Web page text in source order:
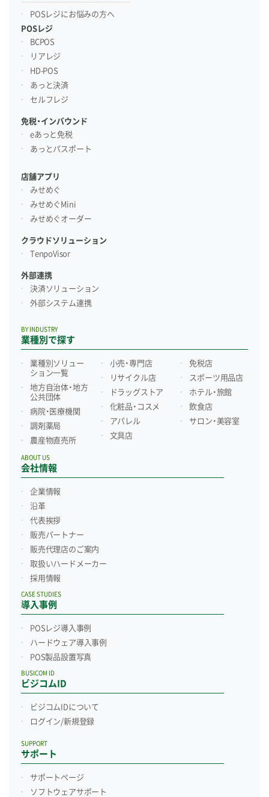
POSレジにお悩みの方へ
POSレジ
BCPOS
リアレジ
HD-POS
あっと決済
セルフレジ
免税・インバウンド
eあっと免税
あっとパスポート
店舗アプリ
みせめぐ
みせめぐMini
みせめぐオーダー
クラウドソリューション
TenpoVisor
外部連携
決済ソリューション
外部システム連携
業種別で探す
BY INDUSTRY
業種別ソリュー
ション一覧
地方自治体・地方
公共団体
病院・医療機関
調剤薬局
農産物直売所
小売・専門店
リサイクル店
ドラッグストア
化粧品・コスメ
アパレル
文具店
免税店
スポーツ用品店
ホテル・旅館
飲食店
サロン・美容室
会社情報
ABOUT US
企業情報
沿革
代表挨拶
販売パートナー
販売代理店のご案内
取扱いハードメーカー
採用情報
導入事例
CASE STUDIES
POSレジ導入事例
ハードウェア導入事例
POS製品設置写真
ビジコムID
BUSICOM ID
ビジコムIDについて
ログイン/新規登録
サポート
SUPPORT
サポートページ
ソフトウェアサポート